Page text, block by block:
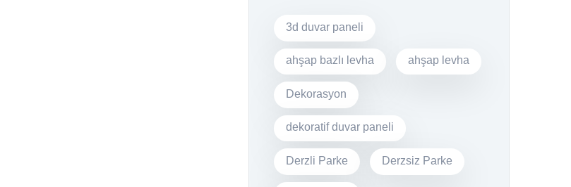
3d duvar paneli
ahşap bazlı levha ahşap levha
Dekorasyon
dekoratif duvar paneli
Derzli Parke Derzsiz Parke